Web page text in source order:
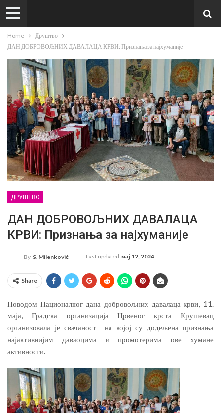
Home
Друштво
ДАН ДОБРОВОЉНИХ ДАВАЛАЦА КРВИ: Признања за најхуманије
ДРУШТВО
ДАН ДОБРОВОЉНИХ ДАВАЛАЦА
КРВИ: Признања за најхуманије
By S. Milenković Last updated мај 12, 2024
Share
Поводом Националног дана добровољних давалаца крви, 11.
маја, Градска организација Црвеног крста Крушевац
организовала је свачаност на којој су додељена признања
најактивнијим даваоцима и промотерима ове хумане
активности.